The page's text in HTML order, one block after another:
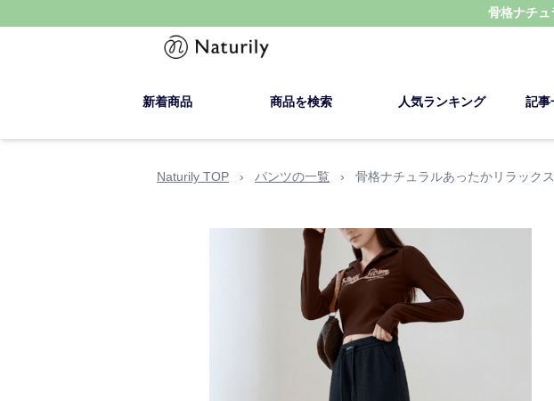
骨格ナチュ
新着商品 商品を検索 人気ランキング 記事
Naturily TOP › パンツの一覧 › 骨格ナチュラルあったかリラック